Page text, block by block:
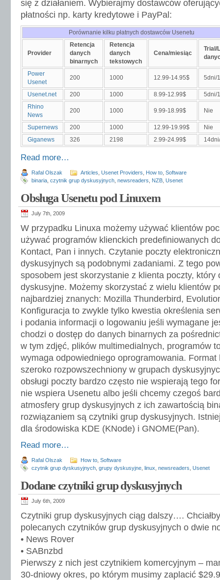
się z działaniem. Wybierajmy dostawców
płatności np. karty kredytowe i PayPal:
Porównanie kilku płatnych dostawców Usenetu
Provider
Retencja
danych
binarnych
Retencja
danych
tekstowych
Cena/miesiąc
Trial/
Power
Usenet
200 1000 12.99-14.95$ 5dni/
Usenet.net 200 1000 8.99-12.99$
5dni/
Rhino
News
200 1000 9.99-18.99$ Nie
Supernews 200 1000 12.99-19.99$
Nie
Giganews
326 2198 2.99-24.99$
Read more…
Rafal Olszak Articles Usenet Providers How to Software
binaria czytnik grup dyskusyjnych newsreaders NZB Usenet
Obsługa Usenetu pod Linuxem
July 7th, 2009
W przypadku Linuxa możemy używać klientów
używać programów klienckich predefiniowanych
Kontact, Pan i innych. Czytanie poczty
dyskusyjnych są podobnymi zadaniami. Z tego
sposobem jest skorzystanie z klienta poczty, który
dyskusyjne. Możemy skorzystać z wielu klientów
najbardziej znanych: Mozilla Thunderbird,
Konfiguracja to zwykle tylko kwestia określenia
i podania informacji o logowaniu jeśli wymagane
chodzi o dostęp do danych binarnych za
w tym zdjęć, plików multimedialnych, programów
wymaga odpowiedniego oprogramowania.
szeroko rozpowszechniony w grupach
obsługi poczty bardzo często nie wspierają tego
nie wspiera Usenetu albo jeśli chcemy czegoś
atmosfery grup dyskusyjnych z ich zawartością
rozwiązaniem są czytniki grup dyskusyjnych.
dla środowiska KDE (KNode) i GNOME(Pan).
Read more…
Rafal Olszak How to Software
czytnik grup dyskusyjnych grupy dyskusyjne linux newsreaders Usenet
Dodane czytniki grup dyskusyjnych
July 6th, 2009
Czytniki grup dyskusyjnych ciąg dalszy….
polecanych czytników grup dyskusyjnych o dwie
• News Rover
• SABnzbd
Pierwszy z nich jest czytnikiem komercyjnym –
30-dniowy okres, po którym musimy zaplacić